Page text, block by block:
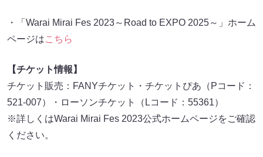
・「Warai Mirai Fes 2023～Road to EXPO 2025～」ホーム
ページはこちら
【チケット情報】
チケット販売：FANYチケット・チケットぴあ（Pコード：
521-007）・ローソンチケット（Lコード：55361）
※詳しくはWarai Mirai Fes 2023公式ホームページをご確認
ください。